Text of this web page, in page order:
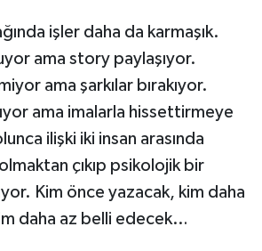
işler daha da karmaşık.
ama story paylaşıyor.
ama şarkılar bırakıyor.
ama imalarla hissettirmeye
ilişki iki insan arasında
çıkıp psikolojik bir
Kim önce yazacak, kim daha
daha az belli edecek…